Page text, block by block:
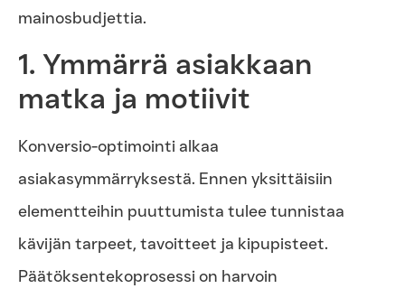
mainosbudjettia.
1. Ymmärrä asiakkaan
matka ja motiivit
Konversio-optimointi alkaa
asiakasymmärryksestä. Ennen yksittäisiin
elementteihin puuttumista tulee tunnistaa
kävijän tarpeet, tavoitteet ja kipupisteet.
Päätöksentekoprosessi on harvoin